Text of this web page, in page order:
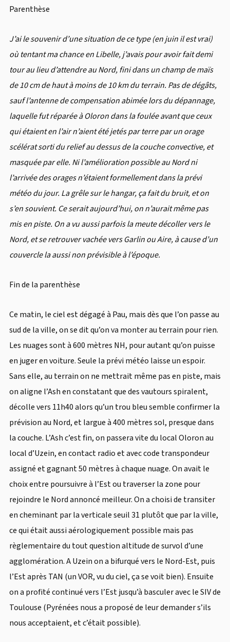
Parenthèse
J’ai le souvenir d’une situation de ce type (en juin il est vrai)
où tentant ma chance en Libelle, j’avais pour avoir fait demi
tour au lieu d’attendre au Nord, fini dans un champ de maïs
de 10 cm de haut à moins de 10 km du terrain. Pas de dégâts,
sauf l’antenne de compensation abimée lors du dépannage,
laquelle fut réparée à Oloron dans la foulée avant que ceux
qui étaient en l’air n’aient été jetés par terre par un orage
scélérat sorti du relief au dessus de la couche convective, et
masquée par elle. Ni l’amélioration possible au Nord ni
l’arrivée des orages n’étaient formellement dans la prévi
météo du jour. La grêle sur le hangar, ça fait du bruit, et on
s’en souvient. Ce serait aujourd’hui, on n’aurait même pas
mis en piste. On a vu aussi parfois la meute décoller vers le
Nord, et se retrouver vachée vers Garlin ou Aire, à cause d’un
couvercle la aussi non prévisible à l’époque.
Fin de la parenthèse
Ce matin, le ciel est dégagé à Pau, mais dès que l’on passe au
sud de la ville, on se dit qu’on va monter au terrain pour rien.
Les nuages sont à 600 mètres NH, pour autant qu’on puisse
en juger en voiture. Seule la prévi météo laisse un espoir.
Sans elle, au terrain on ne mettrait même pas en piste, mais
on aligne l’Ash en constatant que des vautours spiralent,
décolle vers 11h40 alors qu’un trou bleu semble confirmer la
prévision au Nord, et largue à 400 mètres sol, presque dans
la couche. L’Ash c’est fin, on passera vite du local Oloron au
local d’Uzein, en contact radio et avec code transpondeur
assigné et gagnant 50 mètres à chaque nuage. On avait le
choix entre poursuivre à l’Est ou traverser la zone pour
rejoindre le Nord annoncé meilleur. On a choisi de transiter
en cheminant par la verticale seuil 31 plutôt que par la ville,
ce qui était aussi aérologiquement possible mais pas
règlementaire du tout question altitude de survol d’une
agglomération. A Uzein on a bifurqué vers le Nord-Est, puis
l’Est après TAN (un VOR, vu du ciel, ça se voit bien). Ensuite
on a profité continué vers l’Est jusqu’à basculer avec le SIV de
Toulouse (Pyrénées nous a proposé de leur demander s’ils
nous acceptaient, et c’était possible).